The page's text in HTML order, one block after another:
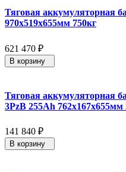
Тяговая аккумуляторная
970х519х655мм 750кг
621 470 ₽
В корзину
Тяговая аккумуляторная
3PzB 255Ah 762x167x655мм
141 840 ₽
В корзину